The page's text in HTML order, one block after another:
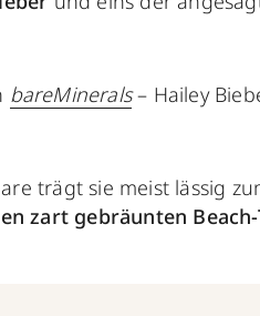
bareMinerals– Hailey
trägt sie meist lässig
zart gebräunten